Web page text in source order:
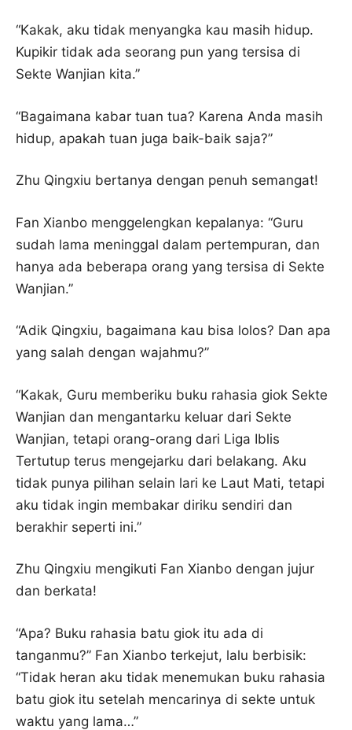
“Kakak, aku tidak menyangka kau masih hidup.
Kupikir tidak ada seorang pun yang tersisa di
Sekte Wanjian kita.”
“Bagaimana kabar tuan tua? Karena Anda masih
hidup, apakah tuan juga baik-baik saja?”
Zhu Qingxiu bertanya dengan penuh semangat!
Fan Xianbo menggelengkan kepalanya: “Guru
sudah lama meninggal dalam pertempuran, dan
hanya ada beberapa orang yang tersisa di Sekte
Wanjian.”
“Adik Qingxiu, bagaimana kau bisa lolos? Dan apa
yang salah dengan wajahmu?”
“Kakak, Guru memberiku buku rahasia giok Sekte
Wanjian dan mengantarku keluar dari Sekte
Wanjian, tetapi orang-orang dari Liga Iblis
Tertutup terus mengejarku dari belakang. Aku
tidak punya pilihan selain lari ke Laut Mati, tetapi
aku tidak ingin membakar diriku sendiri dan
berakhir seperti ini.”
Zhu Qingxiu mengikuti Fan Xianbo dengan jujur ​​
dan berkata!
“Apa? Buku rahasia batu giok itu ada di
tanganmu?” Fan Xianbo terkejut, lalu berbisik:
“Tidak heran aku tidak menemukan buku rahasia
batu giok itu setelah mencarinya di sekte untuk
waktu yang lama…”